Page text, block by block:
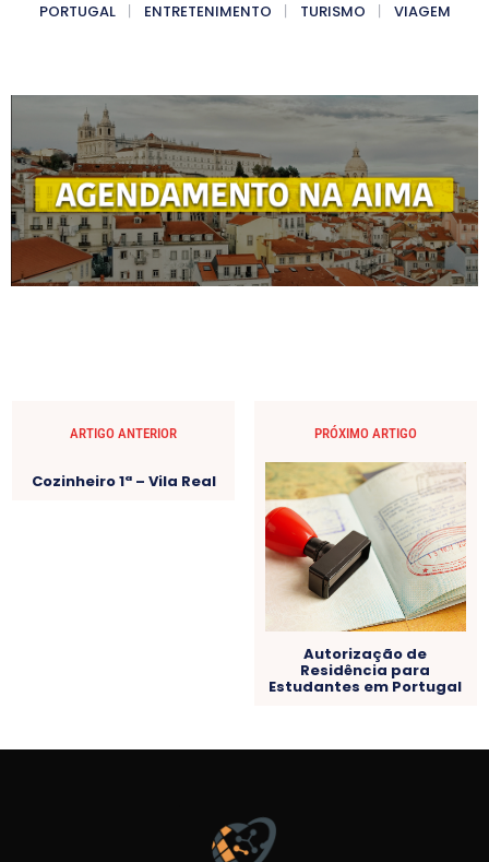
PORTUGAL
ENTRETENIMENTO TURISMO VIAGEM
ARTIGO ANTERIOR
Cozinheiro 1ª – Vila Real
PRÓXIMO ARTIGO
Autorização de
Residência para
Estudantes em Portugal